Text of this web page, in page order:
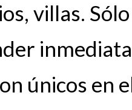
villas.
únicos en